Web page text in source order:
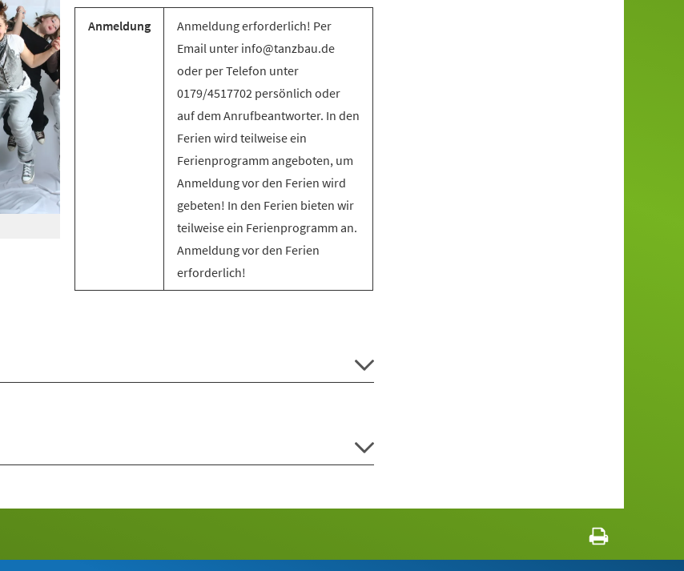
Anmeldung
Anmeldung erforderlich! Per
Email unter info@tanzbau.de
oder per Telefon unter
0179/4517702 persönlich oder
auf dem Anrufbeantworter. In den
Ferien wird teilweise ein
Ferienprogramm angeboten, um
Anmeldung vor den Ferien wird
gebeten! In den Ferien bieten wir
teilweise ein Ferienprogramm an.
Anmeldung vor den Ferien
erforderlich!